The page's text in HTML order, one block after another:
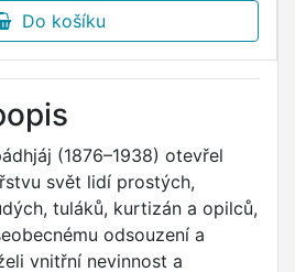
Do košíku
(1876–1938) otevřel
svět lidí prostých,
tuláků, kurtizán a opilců,
odsouzení a
vnitřní nevinnost a